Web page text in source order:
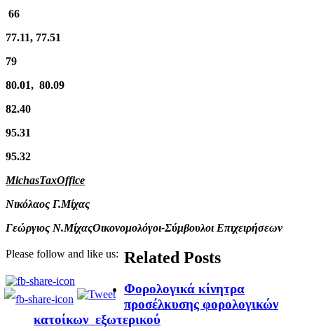
66
77.11, 77.51
79
80.01, 80.09
82.40
95.31
95.32
MichasTaxOffice
Νικόλαος Γ.Μίχας
Γεώργιος Ν.ΜίχαςΟικονομολόγοι-Σύμβουλοι Επιχειρήσεων
Please follow and like us: Related Posts
Φορολογικά κίνητρα
προσέλκυσης φορολογικών
κατοίκων εξωτερικού